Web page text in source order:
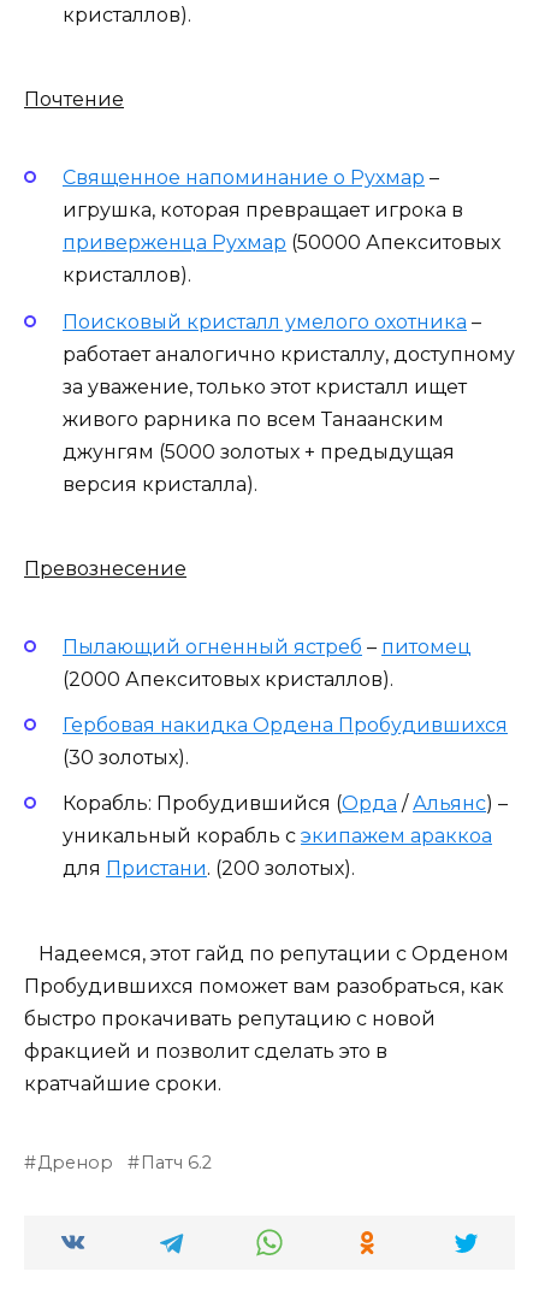
кристаллов).
Почтение
Священное напоминание о Рухмар –
игрушка, которая превращает игрока в
приверженца Рухмар (50000 Апекситовых
кристаллов).
Поисковый кристалл умелого охотника –
работает аналогично кристаллу, доступному
за уважение, только этот кристалл ищет
живого рарника по всем Танаанским
джунгям (5000 золотых + предыдущая
версия кристалла).
Превознесение
Пылающий огненный ястреб – питомец
(2000 Апекситовых кристаллов).
Гербовая накидка Ордена Пробудившихся
(30 золотых).
Корабль: Пробудившийся (Орда /Альянс) –
уникальный корабль с экипажем араккоа
для Пристани. (200 золотых).
Надеемся, этот гайд по репутации с Орденом
Пробудившихся поможет вам разобраться, как
быстро прокачивать репутацию с новой
фракцией и позволит сделать это в
кратчайшие сроки.
Дренор Патч 6.2